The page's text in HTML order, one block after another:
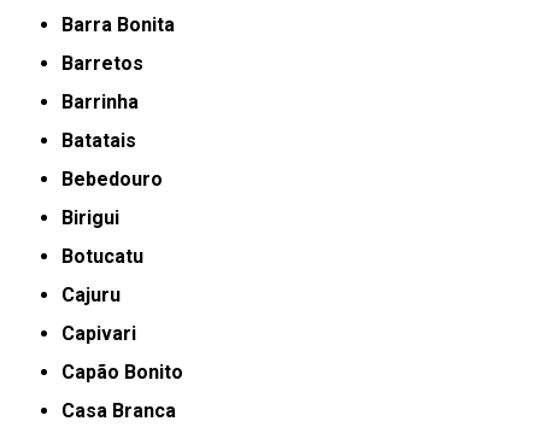
Barra Bonita
Barretos
Barrinha
Batatais
Bebedouro
Birigui
Botucatu
Cajuru
Capivari
Capão Bonito
Casa Branca